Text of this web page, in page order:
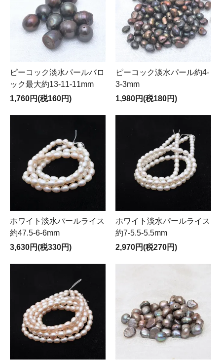
ピーコック淡水パールバロ
ック最大約13-11-11mm
1,760円(税160円)
ピーコック淡水パール約4-
3-3mm
1,980円(税180円)
ホワイト淡水パールライス
約47.5-6-6mm
3,630円(税330円)
ホワイト淡水パールライス
約7-5.5-5.5mm
2,970円(税270円)